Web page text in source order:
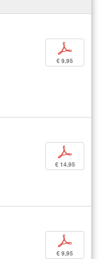
p
€ 9,95
p
€ 14,95
p
€ 9,95